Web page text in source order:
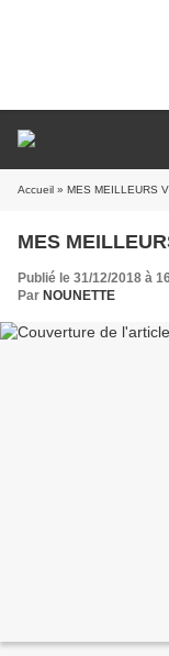
Accueil » MES MEILLEURS
MES
Publié le 31/12/2018 à
Par NOUNETTE